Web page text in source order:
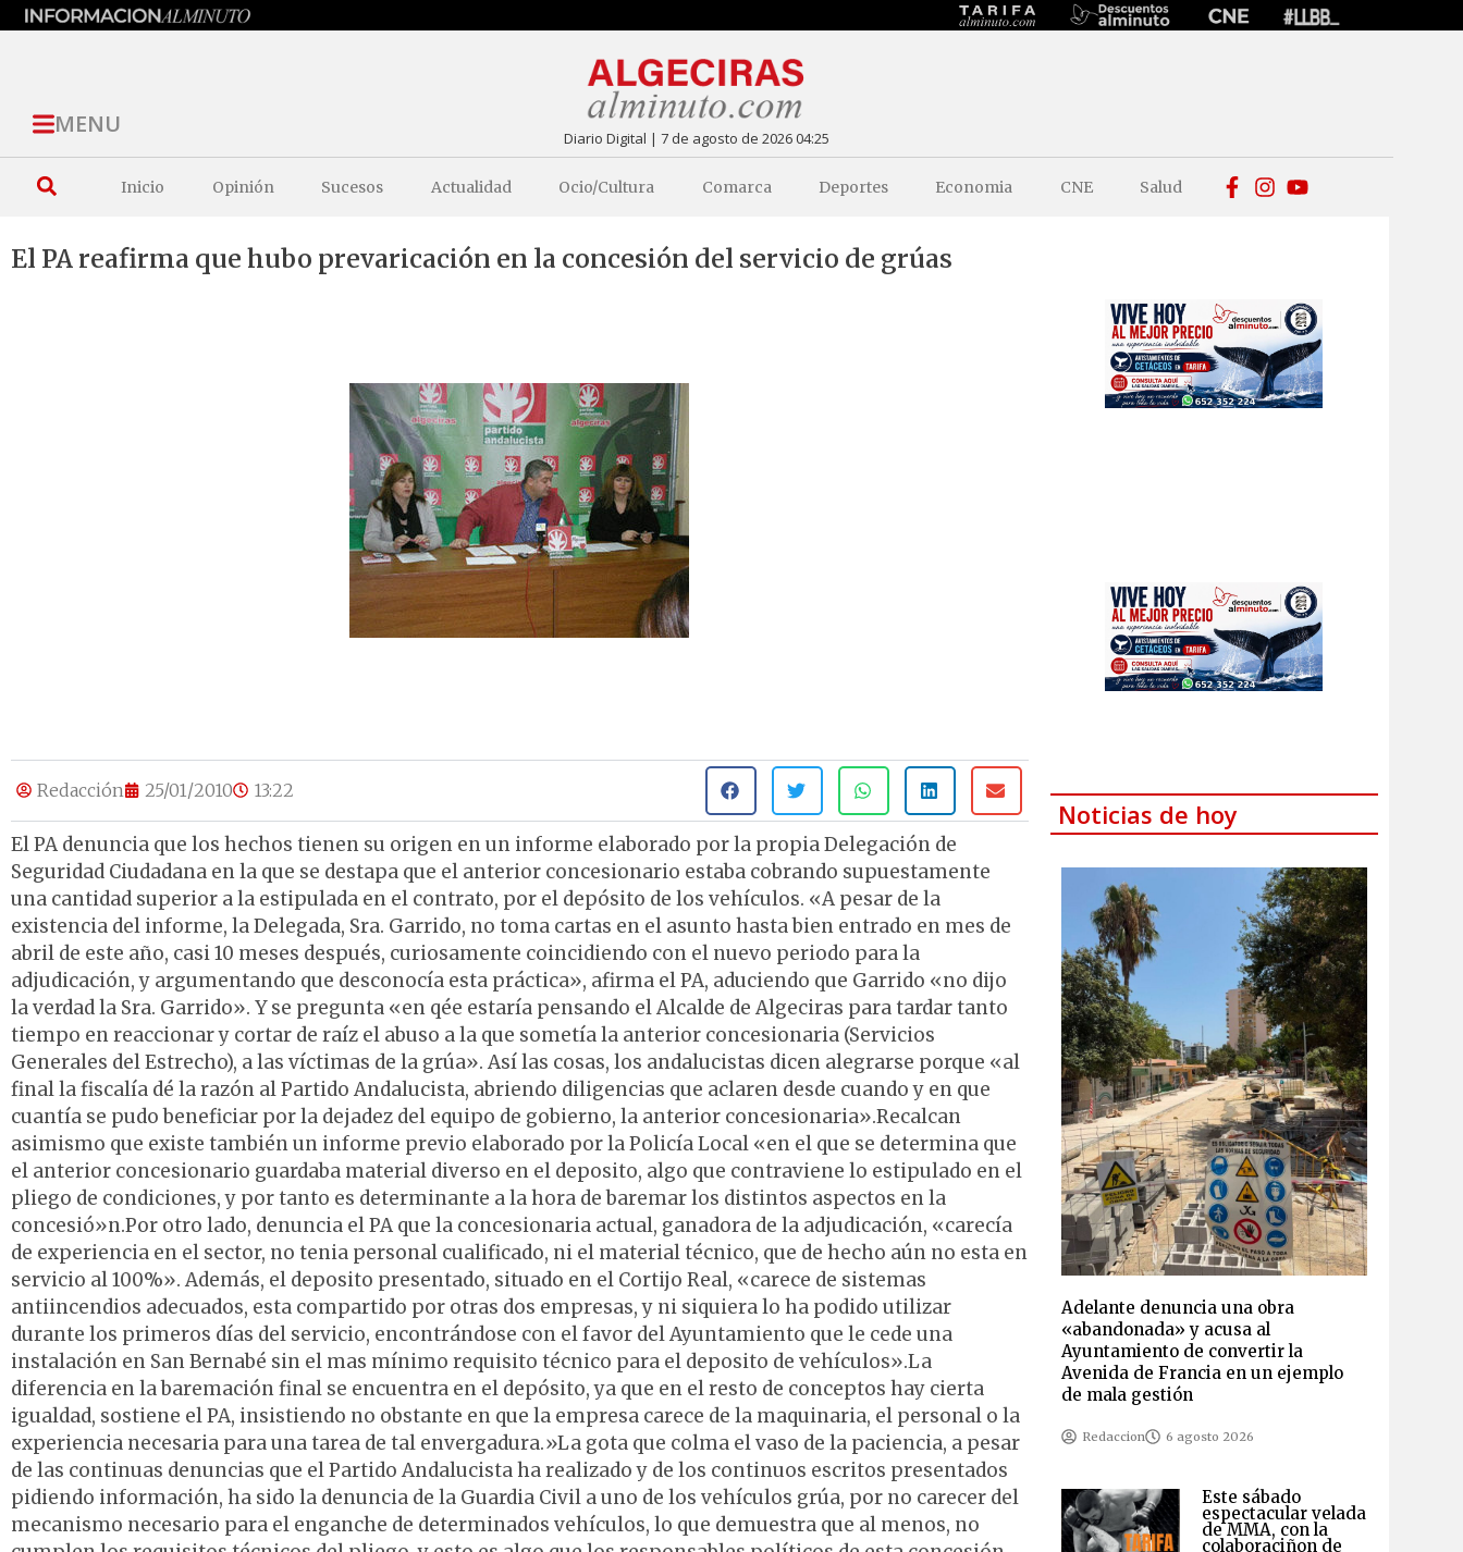
MENU Diario Digital | 7 de agosto de 2026 04:25
Inicio Opinión Sucesos Actualidad Ocio/Cultura Comarca Deportes Economia CNE Salud
El PA reafirma que hubo prevaricación en la concesión del servicio de grúas
Redacción 25/01/2010 13:22
El PA denuncia que los hechos tienen su origen en un informe elaborado por la propia Delegación de
Seguridad Ciudadana en la que se destapa que el anterior concesionario estaba cobrando supuestamente
una cantidad superior a la estipulada en el contrato, por el depósito de los vehículos. «A pesar de la
existencia del informe, la Delegada, Sra. Garrido, no toma cartas en el asunto hasta bien entrado en mes de
abril de este año, casi 10 meses después, curiosamente coincidiendo con el nuevo periodo para la
adjudicación, y argumentando que desconocía esta práctica», afirma el PA, aduciendo que Garrido «no dijo
la verdad la Sra. Garrido». Y se pregunta «en qée estaría pensando el Alcalde de Algeciras para tardar tanto
tiempo en reaccionar y cortar de raíz el abuso a la que sometía la anterior concesionaria (Servicios
Generales del Estrecho), a las víctimas de la grúa». Así las cosas, los andalucistas dicen alegrarse porque «al
final la fiscalía dé la razón al Partido Andalucista, abriendo diligencias que aclaren desde cuando y en que
cuantía se pudo beneficiar por la dejadez del equipo de gobierno, la anterior concesionaria».Recalcan
asimismo que existe también un informe previo elaborado por la Policía Local «en el que se determina que
el anterior concesionario guardaba material diverso en el deposito, algo que contraviene lo estipulado en el
pliego de condiciones, y por tanto es determinante a la hora de baremar los distintos aspectos en la
concesió»n.Por otro lado, denuncia el PA que la concesionaria actual, ganadora de la adjudicación, «carecía
de experiencia en el sector, no tenia personal cualificado, ni el material técnico, que de hecho aún no esta en
servicio al 100%». Además, el deposito presentado, situado en el Cortijo Real, «carece de sistemas
antiincendios adecuados, esta compartido por otras dos empresas, y ni siquiera lo ha podido utilizar
durante los primeros días del servicio, encontrándose con el favor del Ayuntamiento que le cede una
instalación en San Bernabé sin el mas mínimo requisito técnico para el deposito de vehículos».La
diferencia en la baremación final se encuentra en el depósito, ya que en el resto de conceptos hay cierta
igualdad, sostiene el PA, insistiendo no obstante en que la empresa carece de la maquinaria, el personal o la
experiencia necesaria para una tarea de tal envergadura.»La gota que colma el vaso de la paciencia, a pesar
de las continuas denuncias que el Partido Andalucista ha realizado y de los continuos escritos presentados
pidiendo información, ha sido la denuncia de la Guardia Civil a uno de los vehículos grúa, por no carecer del
mecanismo necesario para el enganche de determinados vehículos, lo que demuestra que al menos, no
Noticias de hoy
Adelante denuncia una obra
«abandonada» y acusa al
Ayuntamiento de convertir la
Avenida de Francia en un ejemplo
de mala gestión
Redaccion 6 agosto 2026
Este sábado
espectacular velada
de MMA, con la
colaboraciñon de